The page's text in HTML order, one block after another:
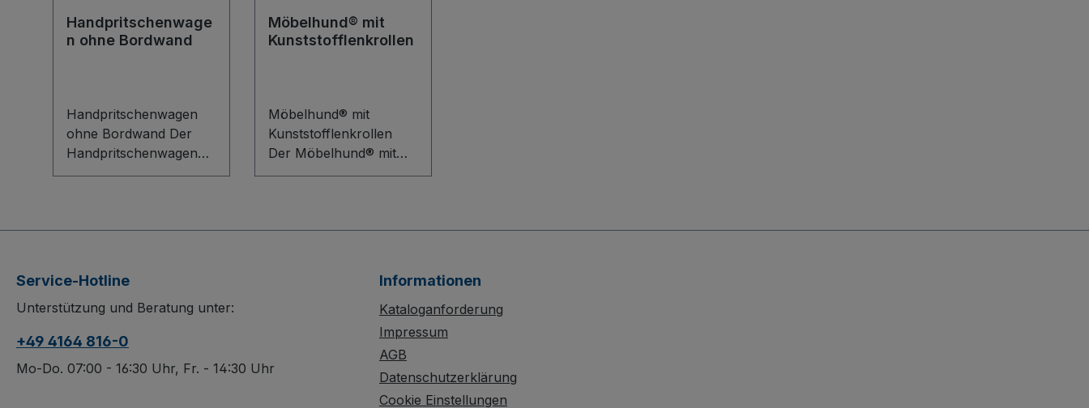
Handpritschenwage
n ohne Bordwand
Handpritschenwagen
ohne Bordwand Der
Handpritschenwagen
ohne Bordwand
Schweißkonstruktion
Sicherheitsreflektoren.
Die Deichsel mit
und Softgriffschlauch
sorgt für komfortables
Möbelhund® mit
Kunststofflenkrollen
Möbelhund® mit
Kunststofflenkrollen
Der Möbelhund® mit
Kunststofflenkrollen ist
Transport schwerer
Antirutschbelag sorgt
während die weißen
Kunststoffräder mit
Service-Hotline
Unterstützung und Beratung unter:
+49 4164 816-0
Mo-Do. 07:00 - 16:30 Uhr, Fr. - 14:30 Uhr
Informationen
Kataloganforderung
Impressum
AGB
Datenschutzerklärung
Cookie Einstellungen